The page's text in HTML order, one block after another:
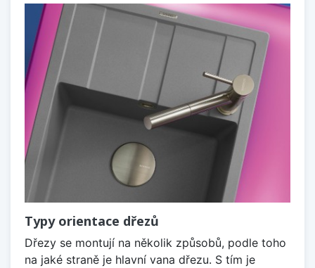
Typy orientace dřezů
Dřezy se montují na několik způsobů, podle toho
na jaké straně je hlavní vana dřezu. S tím je